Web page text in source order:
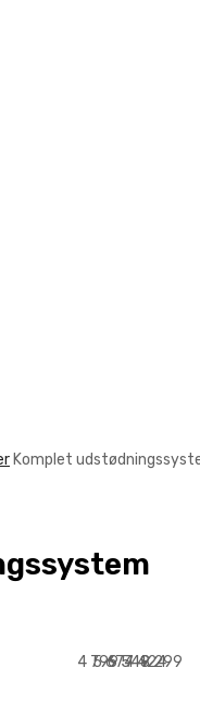
Komplet
4 799
5 674
6 549
7 424
8 299